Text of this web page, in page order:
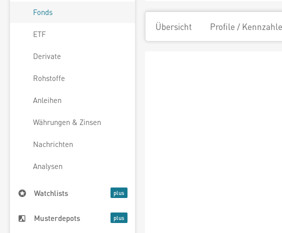
Fonds
ETF
Derivate
Rohstoffe
Anleihen
Währungen & Zinsen
Nachrichten
Analysen
Watchlists
Musterdepots
Übersicht Profile /